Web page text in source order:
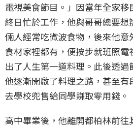
電視美食節目。」因當年全家
終日忙於工作，他與哥哥總要想
倆人經常吃微波食物，後來他意
食材家裡都有，便按步就班照電
出了人生第一道料理。此後透過
他逐漸開啟了料理之路，甚至有
去學校兜售給同學賺取零用錢。
高中畢業後，他離開都柏林前